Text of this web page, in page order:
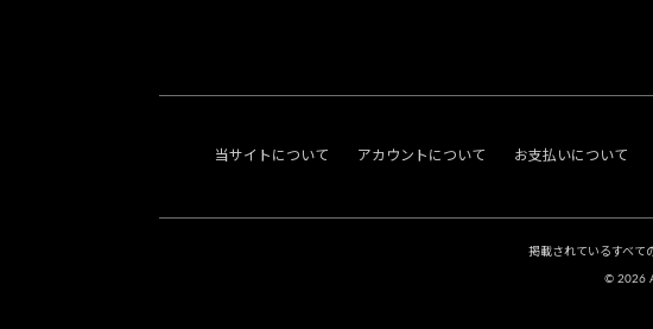
当サイトについて アカウントについて お支払いについて
掲載されているすべて
© 2026